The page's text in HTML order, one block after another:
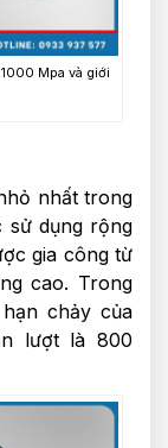
Mpa và giới
nhất trong
sử dụng rộng
gia công từ
cao. Trong
chảy của
lượt là 800